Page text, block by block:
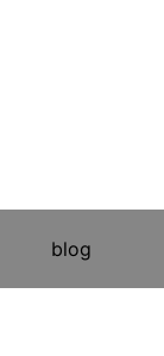
blog